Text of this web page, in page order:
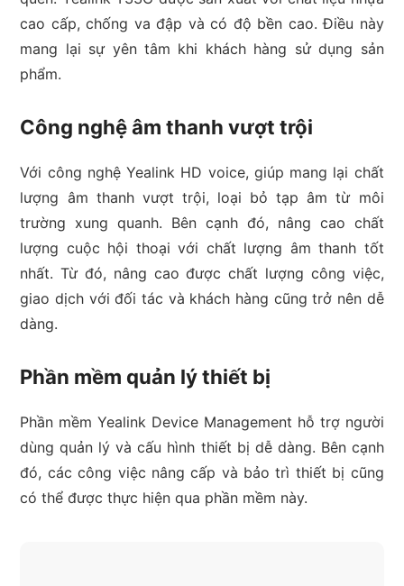
cao cấp, chống va đập và có độ bền cao. Điều này
mang lại sự yên tâm khi khách hàng sử dụng sản
phẩm.
Công nghệ âm thanh vượt trội
Với công nghệ Yealink HD voice, giúp mang lại chất
lượng âm thanh vượt trội, loại bỏ tạp âm từ môi
trường xung quanh. Bên cạnh đó, nâng cao chất
lượng cuộc hội thoại với chất lượng âm thanh tốt
nhất. Từ đó, nâng cao được chất lượng công việc,
giao dịch với đối tác và khách hàng cũng trở nên dễ
dàng.
Phần mềm quản lý thiết bị
Phần mềm Yealink Device Management hỗ trợ người
dùng quản lý và cấu hình thiết bị dễ dàng. Bên cạnh
đó, các công việc nâng cấp và bảo trì thiết bị cũng
có thể được thực hiện qua phần mềm này.